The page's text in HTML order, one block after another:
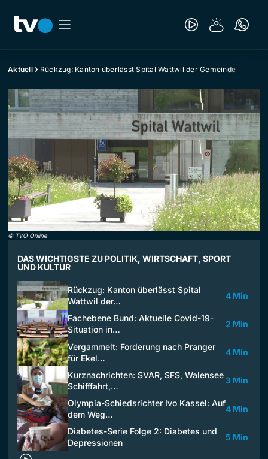
Aktuell Rückzug: Kanton überlässt Spital Wattwil der Gemeinde
© TVO Online
DAS WICHTIGSTE ZU POLITIK, WIRTSCHAFT, SPORT
UND KULTUR
Rückzug: Kanton überlässt Spital
Wattwil der…
4 Min
Fachebene Bund: Aktuelle Covid-19-
Situation in…
2 Min
Vergammelt: Forderung nach Pranger
für Ekel…
4 Min
Kurznachrichten: SVAR, SFS, Walensee
Schifffahrt,…
3 Min
Olympia-Schiedsrichter Ivo Kassel: Auf
dem Weg…
4 Min
Diabetes-Serie Folge 2: Diabetes und
Depressionen
5 Min